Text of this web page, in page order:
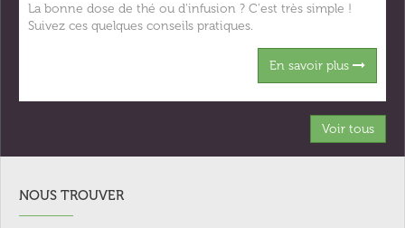
La bonne dose de thé ou d'infusion ? C'est très simple !
Suivez ces quelques conseils pratiques.
En savoir plus
Voir tous
NOUS TROUVER